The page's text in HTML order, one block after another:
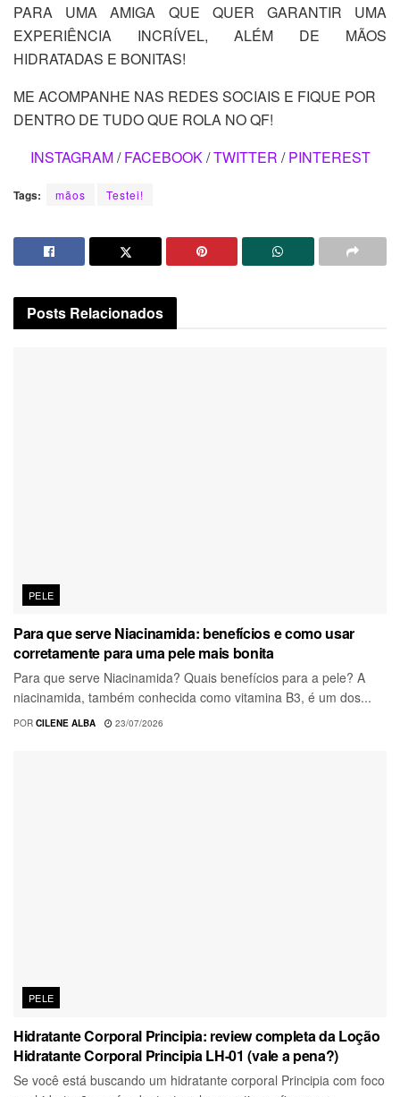
PARA UMA AMIGA QUE QUER GARANTIR UMA
EXPERIÊNCIA INCRÍVEL, ALÉM DE MÃOS
HIDRATADAS E BONITAS!
ME ACOMPANHE NAS REDES SOCIAIS E FIQUE POR
DENTRO DE TUDO QUE ROLA NO QF!
INSTAGRAM/FACEBOOK/TWITTER /PINTEREST
Tags: mãos Testei!
Posts Relacionados
PELE
Para que serve Niacinamida: benefícios e como usar
corretamente para uma pele mais bonita
Para que serve Niacinamida? Quais benefícios para a pele? A
niacinamida, também conhecida como vitamina B3, é um dos...
POR CILENE ALBA 23/07/2026
PELE
Hidratante Corporal Principia: review completa da Loção
Hidratante Corporal Principia LH-01 (vale a pena?)
Se você está buscando um hidratante corporal Principia com foco